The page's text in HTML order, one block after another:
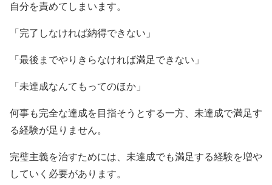
自分を責めてしまいます。
「完了しなければ納得できない」
「最後までやりきらなければ満足できない」
「未達成なんてもってのほか」
何事も完全な達成を目指そうとする一方、未達成で満足す
る経験が足りません。
完璧主義を治すためには、未達成でも満足する経験を増や
していく必要があります。